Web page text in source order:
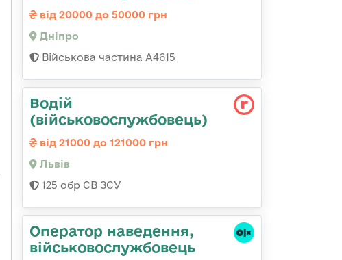
від 20000 до 50000 грн
Дніпро
Військова частина А4615
Водій
(військовослужбовець)
від 21000 до 121000 грн
Львів
125 обр СВ ЗСУ
Оператор наведення,
військовослужбовець